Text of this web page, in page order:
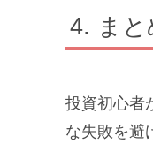
まと
投資初心者
な失敗を避